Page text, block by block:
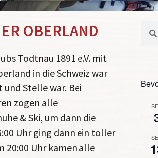
OBERLAND
Todtnau 1891 e.V. mit
in die Schweiz war
Stelle war. Bei
zogen alle
& Ski, um dann die
Uhr ging dann ein toller
20:00 Uhr kamen alle